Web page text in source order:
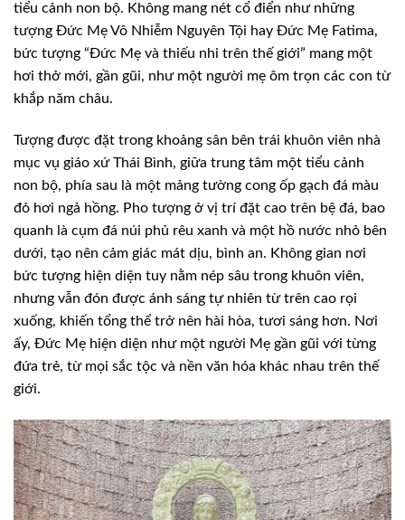
tiểu cảnh non bộ. Không mang nét cổ điển như những
tượng Đức Mẹ Vô Nhiễm Nguyên Tội hay Đức Mẹ Fatima,
bức tượng “Đức Mẹ và thiếu nhi trên thế giới” mang một
hơi thở mới, gần gũi, như một người mẹ ôm trọn các con từ
khắp năm châu.
Tượng được đặt trong khoảng sân bên trái khuôn viên nhà
mục vụ giáo xứ Thái Bình, giữa trung tâm một tiểu cảnh
non bộ, phía sau là một mảng tường cong ốp gạch đá màu
đỏ hơi ngả hồng. Pho tượng ở vị trí đặt cao trên bệ đá, bao
quanh là cụm đá núi phủ rêu xanh và một hồ nước nhỏ bên
dưới, tạo nên cảm giác mát dịu, bình an. Không gian nơi
bức tượng hiện diện tuy nằm nép sâu trong khuôn viên,
nhưng vẫn đón được ánh sáng tự nhiên từ trên cao rọi
xuống, khiến tổng thể trở nên hài hòa, tươi sáng hơn. Nơi
ấy, Đức Mẹ hiện diện như một người Mẹ gần gũi với từng
đứa trẻ, từ mọi sắc tộc và nền văn hóa khác nhau trên thế
giới.